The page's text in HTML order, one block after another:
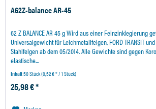
A62Z-balance AR-45
62 Z BALANCE AR 45 g Wird aus einer Feinzinklegierung
Universalgewicht für Leichmetallfelgen, FORD TRANSIT und
Stahlfelgen ab dem 05/2014. Alle Gewichte sind gegen
elastische...
Inhalt50 Stück(0,52 € * / 1 Stück)
25,98 € *